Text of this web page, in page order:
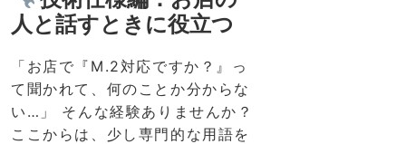
人と話すときに役立つ
「お店で『M.2対応ですか？』っ
て聞かれて、何のことか分からな
い…」 そんな経験ありませんか？
ここからは、少し専門的な用語を